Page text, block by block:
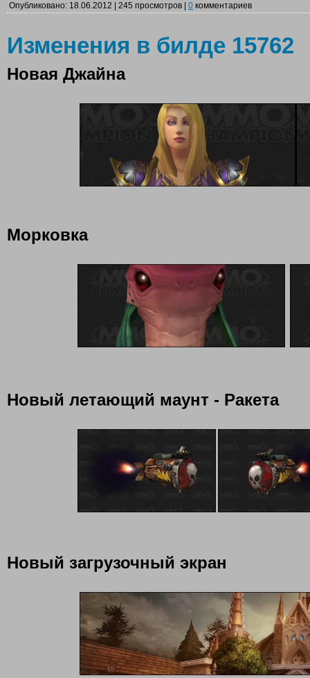
Опубликовано: 18.06.2012 | 245 просмотров | 0 комментариев
Изменения в билде 15762
Новая Джайна
Морковка
Новый летающий маунт - Ракета
Новый загрузочный экран